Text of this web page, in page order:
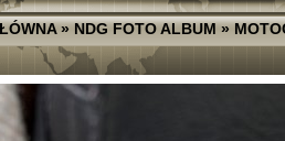
»NDG FOTO ALBUM»